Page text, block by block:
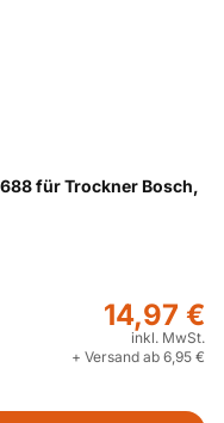
für Trockner Bosch,
14,97 €
inkl. MwSt.
+ Versand ab 6,95 €